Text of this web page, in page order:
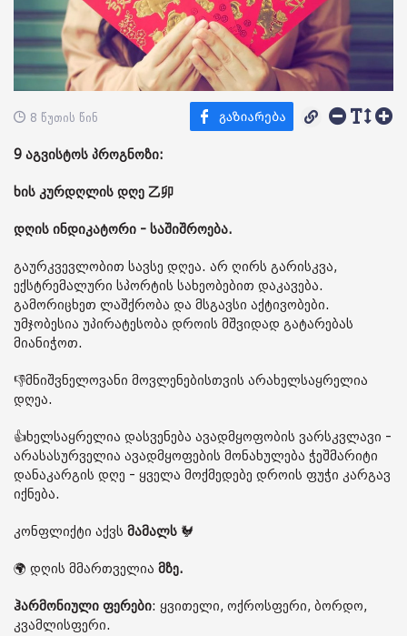
8 წუთის წინ
9 აგვისტოს პროგნოზი:
ხის კურდღლის დღე 乙卯
დღის ინდიკატორი - საშიშროება.
გაურკვევლობით სავსე დღეა. არ ღირს გარისკვა,
ექსტრემალური სპორტის სახეობებით დაკავება.
გამორიცხეთ ლაშქრობა და მსგავსი აქტივობები.
უმჯობესია უპირატესობა დროის მშვიდად გატარებას
მიანიჭოთ.
👎მნიშვნელოვანი მოვლენებისთვის არახელსაყრელია
დღეა.
👍ხელსაყრელია დასვენება ავადმყოფობის ვარსკვლავი -
არასასურველია ავადმყოფების მონახულება ჭეშმარიტი
დანაკარგის დღე - ყველა მოქმედებე დროის ფუჭი კარგავ
იქნება.
კონფლიქტი აქვს მამალს 🐓
🌍 დღის მმართველია მზე.
ჰარმონიული ფერები: ყვითელი, ოქროსფერი, ბორდო,
კვამლისფერი.